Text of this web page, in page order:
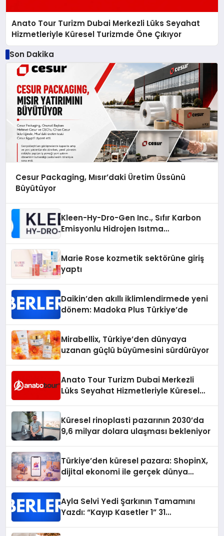
Anato Tour Turizm Dubai Merkezli Lüks Seyahat
Hizmetleriyle Küresel Turizmde Öne Çıkıyor
Son Dakika
Cesur Packaging, Mısır’daki Üretim Üssünü
Büyütüyor
Kleen-Hy-Dro-Gen Inc., Sıfır Karbon
Emisyonlu Hidrojen Isıtma
Marie Rose kozmetik sektörüne giriş
yaptı
Daikin’den akıllı iklimlendirmede yeni
dönem: Madoka Plus Türkiye’de
Mirabellix, Türkiye’den dünyaya
uzanan güçlü büyümesini sürdürüyor
Anato Tour Turizm Dubai Merkezli
Lüks Seyahat Hizmetleriyle Küresel
Küresel rinoplasti pazarının 2030’da
9,6 milyar dolara ulaşması bekleniyor
Türkiye’den küresel pazara: ShopinX,
dijital ekonomi ile gerçek dünya
Ayla Selvi Yedi Şarkının Tamamını
Yazdı: “Kayıp Kasetler 1” 31